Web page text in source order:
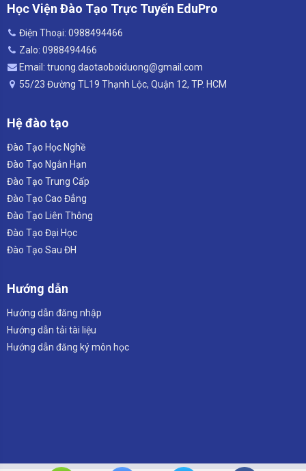
Học Viện Đào Tạo Trực Tuyến EduPro
Điện Thoại: 0988494466
Zalo: 0988494466
Email: truong.daotaoboiduong@gmail.com
55/23 Đường TL19 Thạnh Lộc, Quận 12, TP. HCM
Hệ đào tạo
Đào Tạo Học Nghề
Đào Tạo Ngắn Hạn
Đào Tạo Trung Cấp
Đào Tạo Cao Đẳng
Đào Tạo Liên Thông
Đào Tạo Đại Học
Đào Tạo Sau ĐH
Hướng dẫn
Hướng dẫn đăng nhập
Hướng dẫn tải tài liệu
Hướng dẫn đăng ký môn học